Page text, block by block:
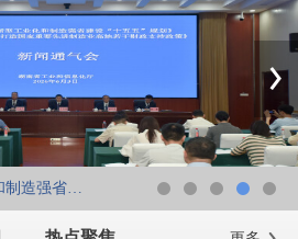
《湖南省推进新型工业化和制造强省建设“十五五”规划...